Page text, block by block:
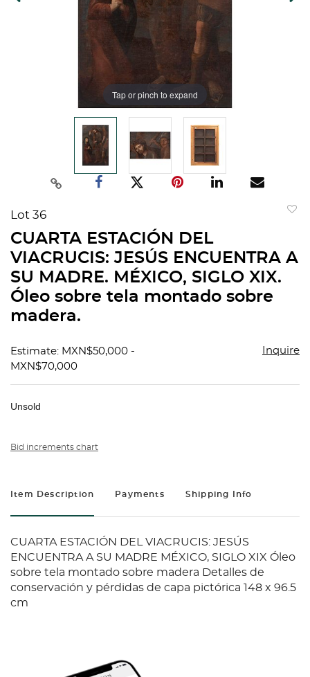
Tap or pinch to expand
Lot 36
CUARTA ESTACIÓN DEL
VIACRUCIS: JESÚS ENCUENTRA A
SU MADRE. MÉXICO, SIGLO XIX.
Óleo sobre tela montado sobre
madera.
Estimate: MXN$50,000 -
MXN$70,000
Inquire
Unsold
Bid increments chart
Item Description Payments Shipping Info
CUARTA ESTACIÓN DEL VIACRUCIS: JESÚS
ENCUENTRA A SU MADRE MÉXICO, SIGLO XIX Óleo
sobre tela montado sobre madera Detalles de
conservación y pérdidas de capa pictórica 148 x 96.5
cm